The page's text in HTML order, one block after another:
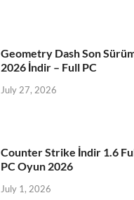
Geometry Dash Son
2026 İndir – Full PC
July 27, 2026
Counter Strike İndir 1.6
PC Oyun 2026
July 1, 2026